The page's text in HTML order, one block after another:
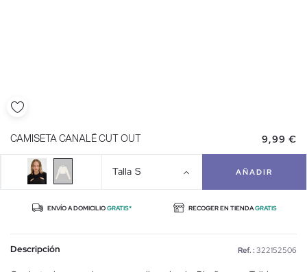
CAMISETA CANALÉ CUT OUT 9,99 €
Talla S AÑADIR
ENVÍO A DOMICILIOGRATIS* RECOGER EN TIENDAGRATIS
Descripción Ref. : 322152506